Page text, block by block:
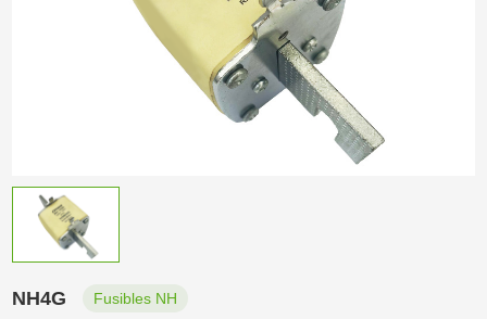
NH4G Fusibles NH